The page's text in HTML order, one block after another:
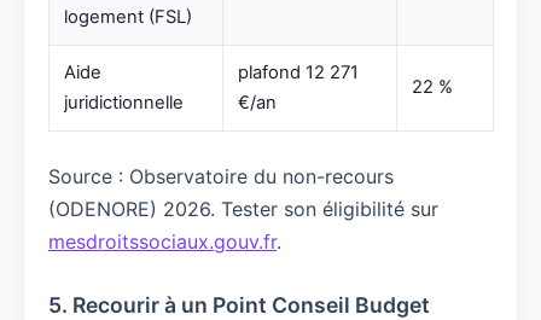
logement (FSL)
Aide
juridictionnelle
plafond 12 271
€/an
22 %
Source : Observatoire du non-recours
(ODENORE) 2026. Tester son éligibilité sur
mesdroitssociaux.gouv.fr.
5. Recourir à un Point Conseil Budget